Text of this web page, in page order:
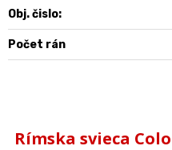
Obj. čislo:
Počet rán
Rímska svieca